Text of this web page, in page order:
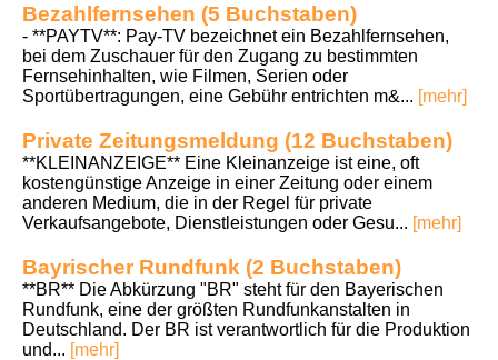
Bezahlfernsehen (5 Buchstaben)
- **PAYTV**: Pay-TV bezeichnet ein Bezahlfernsehen,
bei dem Zuschauer für den Zugang zu bestimmten
Fernsehinhalten, wie Filmen, Serien oder
Sportübertragungen, eine Gebühr entrichten m&... [mehr]
Private Zeitungsmeldung (12 Buchstaben)
**KLEINANZEIGE** Eine Kleinanzeige ist eine, oft
kostengünstige Anzeige in einer Zeitung oder einem
anderen Medium, die in der Regel für private
Verkaufsangebote, Dienstleistungen oder Gesu... [mehr]
Bayrischer Rundfunk (2 Buchstaben)
**BR** Die Abkürzung "BR" steht für den Bayerischen
Rundfunk, eine der größten Rundfunkanstalten in
Deutschland. Der BR ist verantwortlich für die Produktion
und... [mehr]